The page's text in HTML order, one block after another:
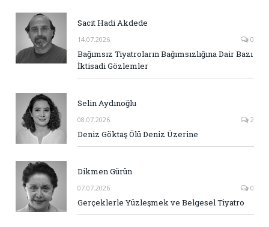
Sacit Hadi Akdede
14.07.2026 0
Bağımsız Tiyatroların Bağımsızlığına Dair Bazı
İktisadi Gözlemler
Selin Aydınoğlu
08.07.2026 2
Deniz Göktaş Ölü Deniz Üzerine
Dikmen Gürün
07.07.2026 0
Gerçeklerle Yüzleşmek ve Belgesel Tiyatro